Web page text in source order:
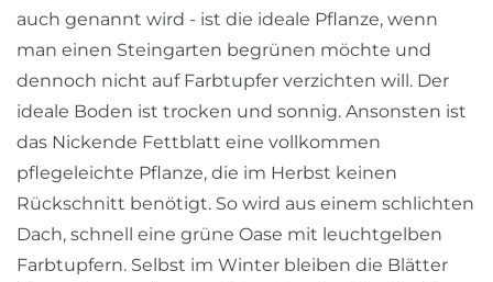
auch genannt wird - ist die ideale Pflanze, wenn
man einen Steingarten begrünen möchte und
dennoch nicht auf Farbtupfer verzichten will. Der
ideale Boden ist trocken und sonnig. Ansonsten ist
das Nickende Fettblatt eine vollkommen
pflegeleichte Pflanze, die im Herbst keinen
Rückschnitt benötigt. So wird aus einem schlichten
Dach, schnell eine grüne Oase mit leuchtgelben
Farbtupfern. Selbst im Winter bleiben die Blätter